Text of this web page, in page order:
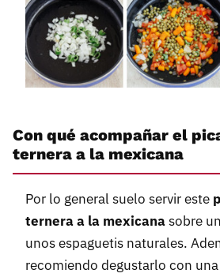
Con qué acompañar el
ternera a la mexicana
Por lo general suelo servir este
ternera a la mexicanasobre
unos espaguetis naturales.
recomiendo degustarlo con